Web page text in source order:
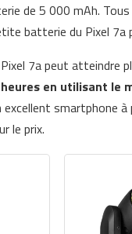
de 5 000 mAh.
batterie du Pixel
7a peut atteindre
heures en utilisant le
excellent smartphone
le prix.